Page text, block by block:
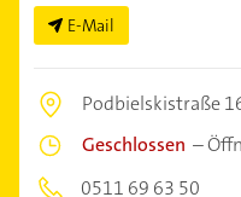
E-Mail
Podbielskistraße
Geschlossen –
0511 69 63 50